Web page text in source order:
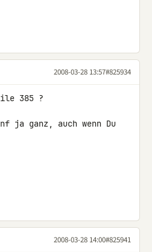
2008-03-28 13:57#825934
385 ?
ja ganz, auch wenn Du
2008-03-28 14:00#825941